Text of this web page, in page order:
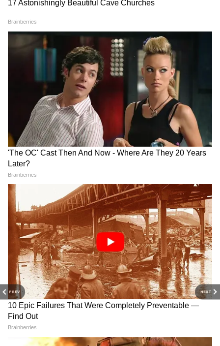
PREV NEXT
Image Credit : Gemini AI
উল্লেখযোগ্য বিষয় হল ন্যাশনাল পেমেন্টস
কর্পোরেশন অফ ইন্ডিয়া (NPCI)-এর সহযোগিতায়
তৈরি এই নতুন সুবিধার টেস্টিং ইতিমধ্যেই সম্পন্ন
হয়েছে বলে সূত্রগুলো জানিয়েছে।
3
6
Image Credit :
পাশাপাশি সূত্রগুলো আরও জানিয়েছে যে,